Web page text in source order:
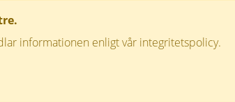
informationen enligt vår integritetspolicy.